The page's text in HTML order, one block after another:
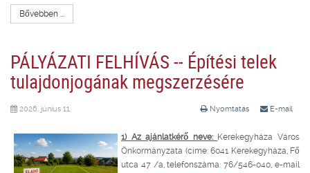
Bővebben ...
PÁLYÁZATI FELHÍVÁS -- Építési telek
tulajdonjogának megszerzésére
Nyomtatás E-mail
2026. június 11.
1) Az ajánlatkérő neve: Kerekegyháza Város
Önkormányzata (címe: 6041 Kerekegyháza, Fő
utca 47 /a, telefonszáma: 76/546-040, e-mail